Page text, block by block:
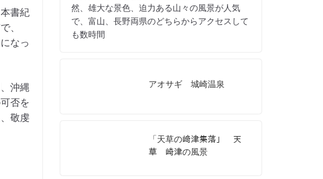
書紀
、
なっ
沖縄
否を
敬虔
然、雄大な景色、迫力ある山々の風景が人気
で、富山、長野両県のどちらからアクセスして
も数時間
アオサギ 城崎温泉
「天草の﨑津集落」 天
草 崎津の風景